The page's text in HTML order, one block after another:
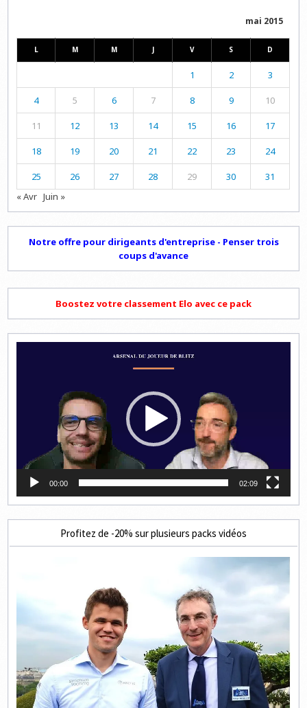
mai 2015
L M M J V S D
1 2 3
4 5 6 7 8 9 10
11 12 13 14 15 16 17
18 19 20 21 22 23 24
25 26 27 28 29 30
31
« Avr Juin »
Notre offre pour dirigeants d'entreprise - Penser trois
coups d'avance
Boostez votre classement Elo avec ce pack
00:00 02:09
Profitez de -20% sur plusieurs packs vidéos